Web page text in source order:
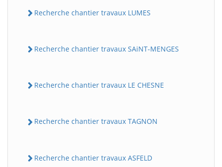
Recherche chantier travaux LUMES
Recherche chantier travaux SAiNT-MENGES
Recherche chantier travaux LE CHESNE
Recherche chantier travaux TAGNON
Recherche chantier travaux ASFELD